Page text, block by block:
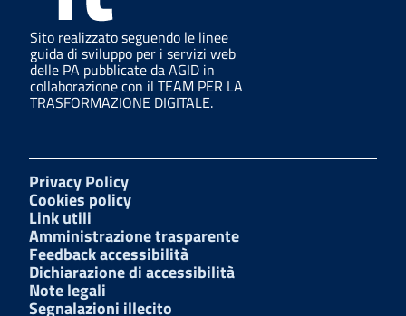
Sito realizzato seguendo le linee
guida di sviluppo per i servizi web
delle PA pubblicate da AGID in
collaborazione con il TEAM PER LA
TRASFORMAZIONE DIGITALE.
Privacy Policy
Cookies policy
Link utili
Amministrazione trasparente
Feedback accessibilità
Dichiarazione di accessibilità
Note legali
Segnalazioni illecito